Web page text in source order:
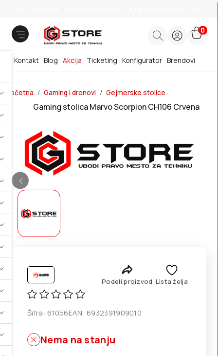
0
Brendovi
Blog Akcija
Kontakt Ticketing Konfigurator
Početna Gaming i dronovi Gejmerske stolice
Gaming stolica Marvo Scorpion CH106 Crvena
Podeli proizvod Lista želja
Šifra: 61056EAN: 6932391909010
Nema na stanju